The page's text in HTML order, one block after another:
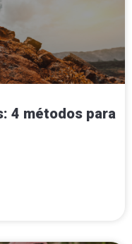
4 métodos para